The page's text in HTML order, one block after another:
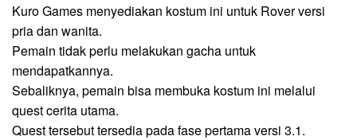
Kuro Games menyediakan kostum ini untuk Rover versi
pria dan wanita.
Pemain tidak perlu melakukan gacha untuk
mendapatkannya.
Sebaliknya, pemain bisa membuka kostum ini melalui
quest cerita utama.
Quest tersebut tersedia pada fase pertama versi 3.1.